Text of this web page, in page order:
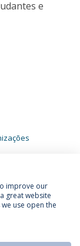
e
improve our
great website
use open the